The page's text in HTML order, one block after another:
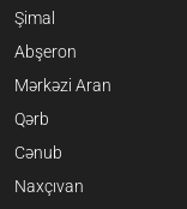
Şimal
Abşeron
Mərkəzi Aran
Qərb
Cənub
Naxçıvan